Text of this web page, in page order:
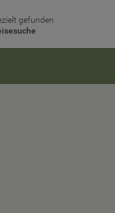
gefunden